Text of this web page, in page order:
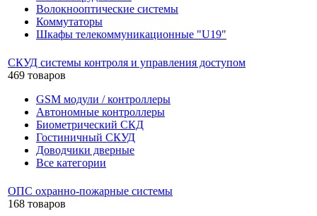
Волокнооптические системы
Коммутаторы
Шкафы телекоммуникационные "U19"
СКУД системы контроля и управления доступом
469 товаров
GSM модули / контроллеры
Автономные контроллеры
Биометрический СКД
Гостиничный СКУД
Доводчики дверные
Все категории
ОПС охранно-пожарные системы
168 товаров